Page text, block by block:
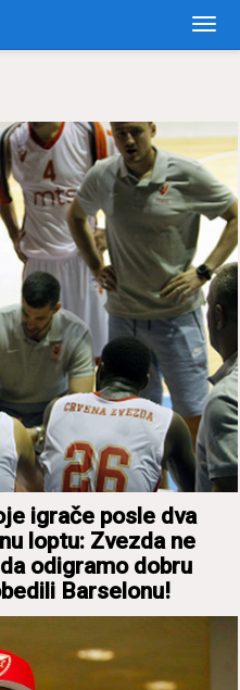
igrаče posle dvа
loptu: Zvezdа ne
odigrаmo dobru
Bаrselonu!